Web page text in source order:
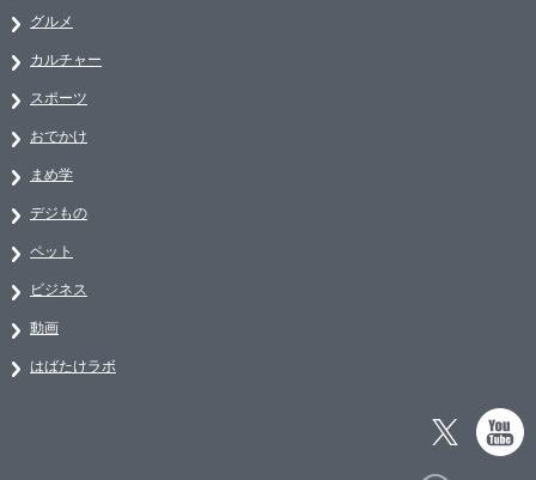
グルメ
カルチャー
スポーツ
おでかけ
まめ学
デジもの
ペット
ビジネス
動画
はばたけラボ